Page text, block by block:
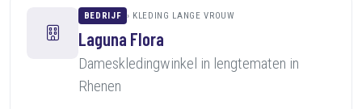
BEDRIJF KLEDING LANGE VROUW
Laguna Flora
Dameskledingwinkel in lengtematen in
Rhenen